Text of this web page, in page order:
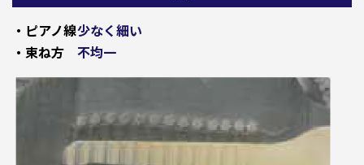
・ピアノ線少なく細い
・束ね方
不均一